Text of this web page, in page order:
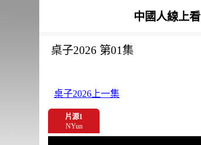
中國人線上看
桌子2026 第01集
桌子2026上一集
片源1
NYun